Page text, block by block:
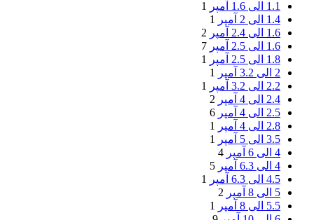
1.1 الی 1.6 آمپر
1
1.4 الی 2 آمپر
1
1.6 الی 2.4 آمپر
2
1.6 الی 2.5 آمپر
7
1.8 الی 2.5 آمپر
1
2 الی 3.2 آمپر
1
2.2 الی 3.2 آمپر
1
2.4 الی 4 آمپر
2
2.5 الی 4 آمپر
6
2.8 الی 4 آمپر
1
3.5 الی 5 آمپر
1
4 الی 6 آمپر
4
4 الی 6.3 آمپر
5
4.5 الی 6.3 آمپر
1
5 الی 8 آمپر
2
5.5 الی 8 آمپر
1